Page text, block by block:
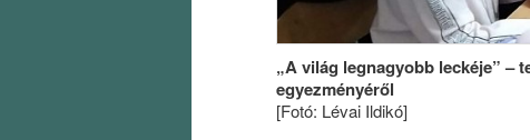
„A világ legnagyobb leckéje” –
egyezményéről
[Fotó: Lévai Ildikó]